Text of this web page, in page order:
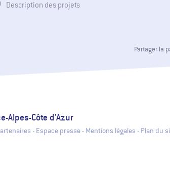
Description des projets
Partager la
des Pollutions Industrielles
Alpes-Côte d'Azur
- Espace presse - Mentions légales - Plan du